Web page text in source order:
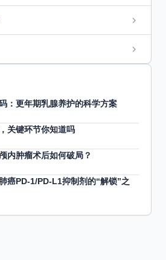
：更年期乳腺养护的科学方案
关键环节你知道吗
内肿瘤术后如何破局？
癌PD-1/PD-L1抑制剂的“解锁”之